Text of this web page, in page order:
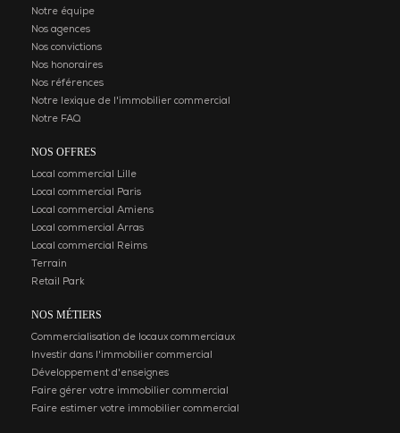
Notre équipe
Nos agences
Nos convictions
Nos honoraires
Nos références
Notre lexique de l'immobilier commercial
Notre FAQ
NOS OFFRES
Local commercial Lille
Local commercial Paris
Local commercial Amiens
Local commercial Arras
Local commercial Reims
Terrain
Retail Park
NOS MÉTIERS
Commercialisation de locaux commerciaux
Investir dans l'immobilier commercial
Développement d'enseignes
Faire gérer votre immobilier commercial
Faire estimer votre immobilier commercial